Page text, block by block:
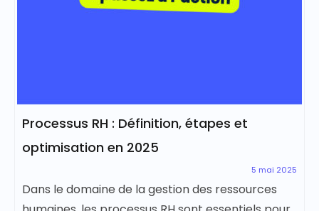
Processus RH : Définition, étapes et
optimisation en 2025
5 mai 2025
Dans le domaine de la gestion des ressources